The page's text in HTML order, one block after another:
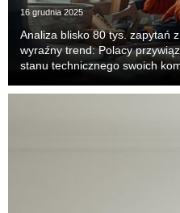
16 grudnia 2025
Analiza blisko 80 tys. zapytań
wyraźny trend: Polacy
stanu technicznego swoich
pozostawiają złudzeń — w